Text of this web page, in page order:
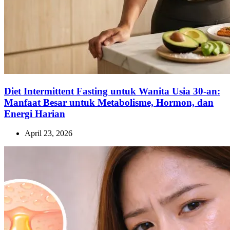
Diet Intermittent Fasting untuk Wanita Usia 30-an:
Manfaat Besar untuk Metabolisme, Hormon, dan
Energi Harian
April 23, 2026